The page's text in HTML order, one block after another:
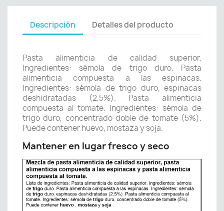
Descripción Detalles del producto
Pasta alimenticia de calidad superior.
Ingredientes: sémola de trigo duro. Pasta
alimenticia compuesta a las espinacas.
Ingredientes: sémola de trigo duro, espinacas
deshidratadas (2,5%). Pasta alimenticia
compuesta al tomate. Ingredientes: sémola de
trigo duro, concentrado doble de tomate (5%).
Puede contener huevo, mostaza y soja.
Mantener en lugar fresco y seco